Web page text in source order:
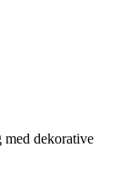
med dekorative